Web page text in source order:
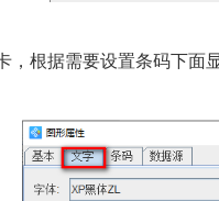
，根据需要设置条码下